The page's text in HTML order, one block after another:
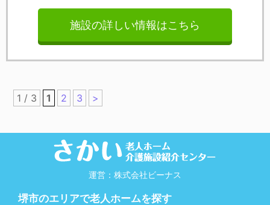
施設の詳しい情報はこちら
1 / 3 1 2 3 >
運営：株式会社ビーナス
堺市のエリアで老人ホームを探す